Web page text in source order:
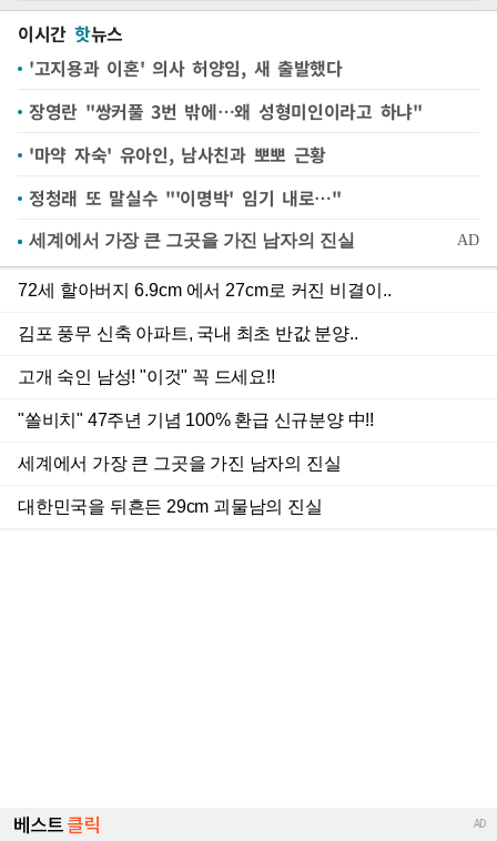
이시간 핫뉴스
'고지용과 이혼' 의사 허양임, 새 출발했다
장영란 "쌍커풀 3번 밖에…왜 성형미인이라고 하냐"
'마약 자숙' 유아인, 남사친과 뽀뽀 근황
정청래 또 말실수 "'이명박' 임기 내로…"